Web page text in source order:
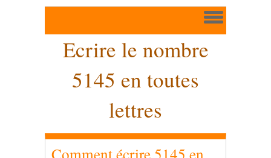
Ecrire le nombre
5145 en toutes
lettres
Comment écrire 5145 en